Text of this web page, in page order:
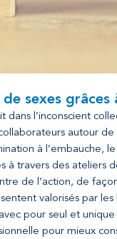
sexes
dans l’inconscient
autour
à l’embauche,
à travers des ateliers
de l’action, de
valorisés par
pour seul et
pour mieux